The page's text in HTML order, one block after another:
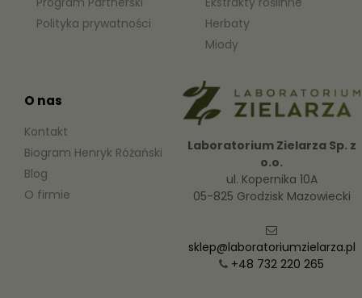
Laboratorium Zielarza Sp. z
o.o.
ul. Kopernika 10A
05-825 Grodzisk Mazowiecki
sklep@laboratoriumzielarza.pl
+48 732 220 265
Polityka prywatności
Herbaty
Miody
O nas
Kontakt
Biogram Henryk Różański
Blog
O firmie